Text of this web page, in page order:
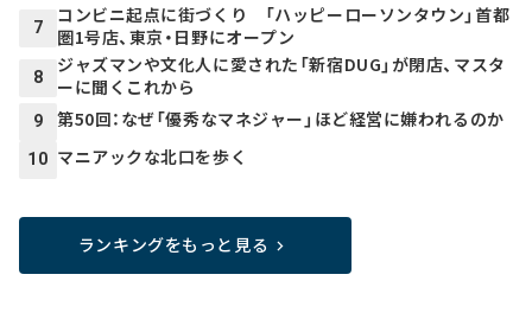
7
コンビニ起点に街づくり 「ハッピーローソンタウン」首都
圏1号店、東京・日野にオープン
8
ジャズマンや文化人に愛された「新宿DUG」が閉店、マスタ
ーに聞くこれから
9 第50回：なぜ「優秀なマネジャー」ほど経営に嫌われるのか
10 マニアックな北口を歩く
ランキングをもっと見る